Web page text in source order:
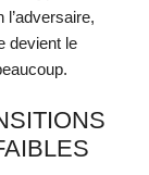
devient le